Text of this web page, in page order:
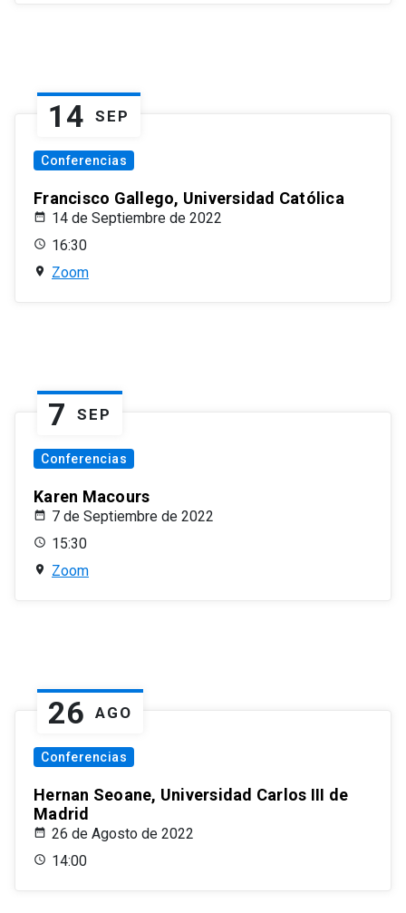
14 SEP
Conferencias
Francisco Gallego, Universidad Católica
14 de Septiembre de 2022
16:30
Zoom
7 SEP
Conferencias
Karen Macours
7 de Septiembre de 2022
15:30
Zoom
26 AGO
Conferencias
Hernan Seoane, Universidad Carlos III de
Madrid
26 de Agosto de 2022
14:00